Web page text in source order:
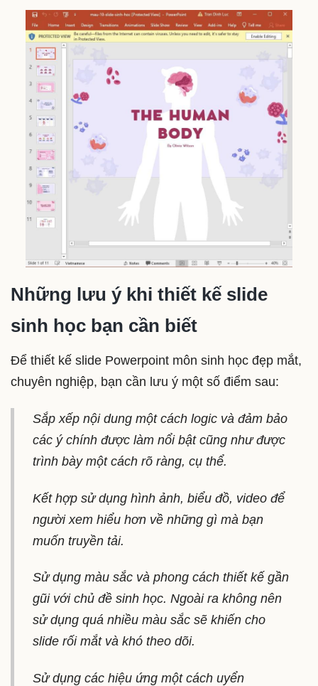
Những lưu ý khi thiết kế slide
sinh học bạn cần biết
Để thiết kế slide Powerpoint môn sinh học đẹp mắt,
chuyên nghiệp, bạn cần lưu ý một số điểm sau:
Sắp xếp nội dung một cách logic và đảm bảo
các ý chính được làm nổi bật cũng như được
trình bày một cách rõ ràng, cụ thể.
Kết hợp sử dụng hình ảnh, biểu đồ, video để
người xem hiểu hơn về những gì mà bạn
muốn truyền tải.
Sử dụng màu sắc và phong cách thiết kế gần
gũi với chủ đề sinh học. Ngoài ra không nên
sử dụng quá nhiều màu sắc sẽ khiến cho
slide rối mắt và khó theo dõi.
Sử dụng các hiệu ứng một cách uyển